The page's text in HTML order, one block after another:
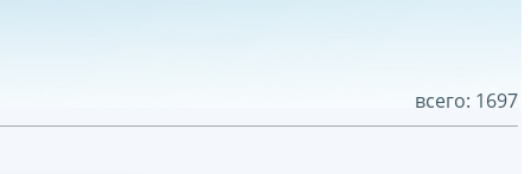
всего: 1697